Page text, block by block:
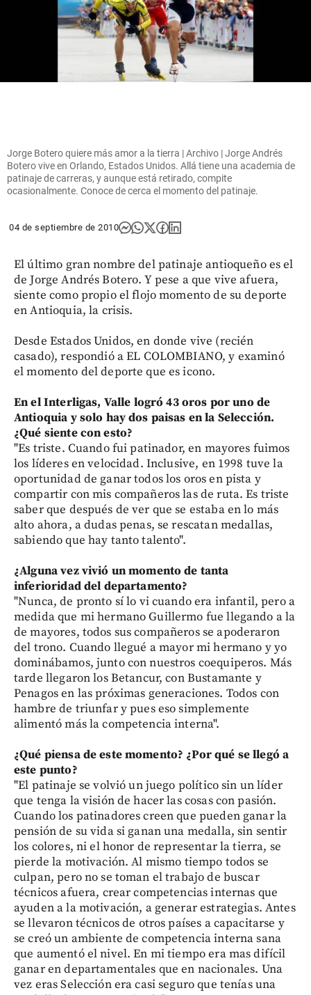
Jorge Botero quiere más amor a la tierra | Archivo | Jorge Andrés
Botero vive en Orlando, Estados Unidos. Allá tiene una academia de
patinaje de carreras, y aunque está retirado, compite
ocasionalmente. Conoce de cerca el momento del patinaje.
04 de septiembre de 2010
El último gran nombre del patinaje antioqueño es el
de Jorge Andrés Botero. Y pese a que vive afuera,
siente como propio el flojo momento de su deporte
en Antioquia, la crisis.
Desde Estados Unidos, en donde vive (recién
casado), respondió a EL COLOMBIANO, y examinó
el momento del deporte que es icono.
En el Interligas, Valle logró 43 oros por uno de
Antioquia y solo hay dos paisas en la Selección.
¿Qué siente con esto?
"Es triste. Cuando fui patinador, en mayores fuimos
los líderes en velocidad. Inclusive, en 1998 tuve la
oportunidad de ganar todos los oros en pista y
compartir con mis compañeros las de ruta. Es triste
saber que después de ver que se estaba en lo más
alto ahora, a dudas penas, se rescatan medallas,
sabiendo que hay tanto talento".
¿Alguna vez vivió un momento de tanta
inferioridad del departamento?
"Nunca, de pronto sí lo vi cuando era infantil, pero a
medida que mi hermano Guillermo fue llegando a la
de mayores, todos sus compañeros se apoderaron
del trono. Cuando llegué a mayor mi hermano y yo
dominábamos, junto con nuestros coequiperos. Más
tarde llegaron los Betancur, con Bustamante y
Penagos en las próximas generaciones. Todos con
hambre de triunfar y pues eso simplemente
alimentó más la competencia interna".
¿Qué piensa de este momento? ¿Por qué se llegó a
este punto?
"El patinaje se volvió un juego político sin un líder
que tenga la visión de hacer las cosas con pasión.
Cuando los patinadores creen que pueden ganar la
pensión de su vida si ganan una medalla, sin sentir
los colores, ni el honor de representar la tierra, se
pierde la motivación. Al mismo tiempo todos se
culpan, pero no se toman el trabajo de buscar
técnicos afuera, crear competencias internas que
ayuden a la motivación, a generar estrategias. Antes
se llevaron técnicos de otros países a capacitarse y
se creó un ambiente de competencia interna sana
que aumentó el nivel. En mi tiempo era mas difícil
ganar en departamentales que en nacionales. Una
vez eras Selección era casi seguro que tenías una